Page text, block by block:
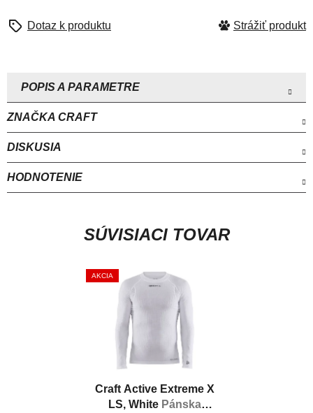
Strážiť
ZNAČKA CRAFT
DISKUSIA
HODNOTENIE
SÚVISIACI TOVAR
AKCIA
Craft Active Extreme X
LS, White Pánska